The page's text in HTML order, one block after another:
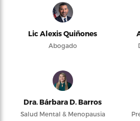
Lic Alexis Quiñones
Abogado
Dra. Bárbara D. Barros
Salud Mental & Menopausia